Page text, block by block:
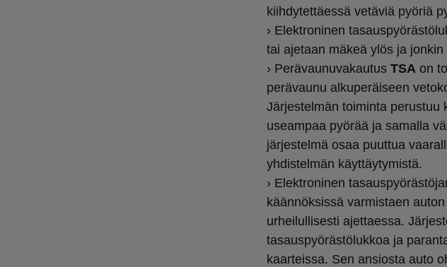
kiihdytettäessä vetäviä pyöriä
› Elektroninen
tai ajetaan mäkeä ylös ja
› Perävaunuvakautus TSA on
perävaunu alkuperäiseen
Järjestelmän toiminta perustuu
useampaa pyörää ja samalla
järjestelmä osaa puuttua
yhdistelmän käyttäytymistä.
› Elektroninen
käännöksissä varmistaen
urheilullisesti ajettaessa.
tasauspyörästölukkoa ja
kaarteissa. Sen ansiosta auto